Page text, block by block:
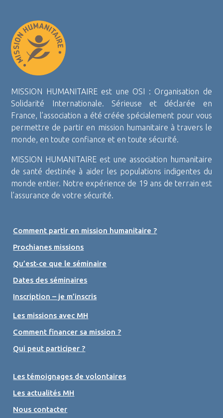
MISSION HUMANITAIRE est une OSI : Organisation de
Solidarité Internationale. Sérieuse et déclarée en
France, l’association a été créée spécialement pour vous
permettre de partir en mission humanitaire à travers le
monde, en toute confiance et en toute sécurité.
MISSION HUMANITAIRE est une association humanitaire
de santé destinée à aider les populations indigentes du
monde entier. Notre expérience de 19 ans de terrain est
l’assurance de votre sécurité.
Comment partir en mission humanitaire ?
Prochianes missions
Qu’est-ce que le séminaire
Dates des séminaires
Inscription – je m’inscris
Les missions avec MH
Comment financer sa mission ?
Qui peut participer ?
Les témoignages de volontaires
Les actualités MH
Nous contacter